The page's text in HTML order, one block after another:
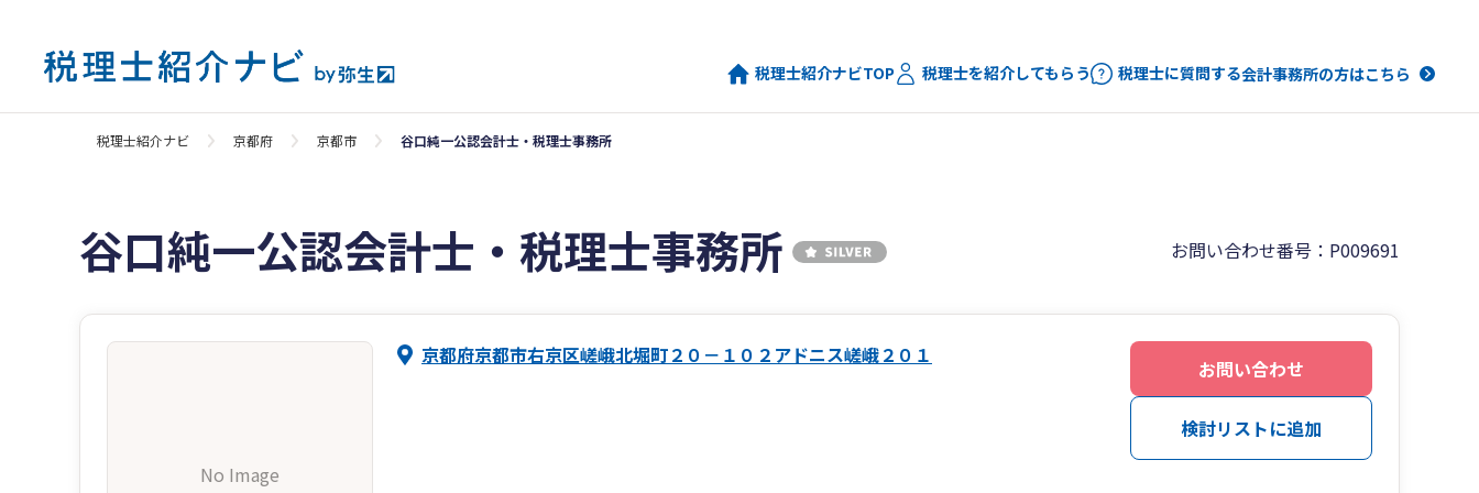
税理士紹介ナビTOP 税理士を紹介してもらう 税理士に質問する会計事務所の方はこちら
税理士紹介ナビ 京都府 京都市 谷口純一公認会計士・税理士事務所
谷口純一公認会計士・税理士事務所 お問い合わせ番号：P009691
No Image
京都府京都市右京区嵯峨北堀町２０－１０２アドニス嵯峨２０１
お問い合わせ
検討リストに追加